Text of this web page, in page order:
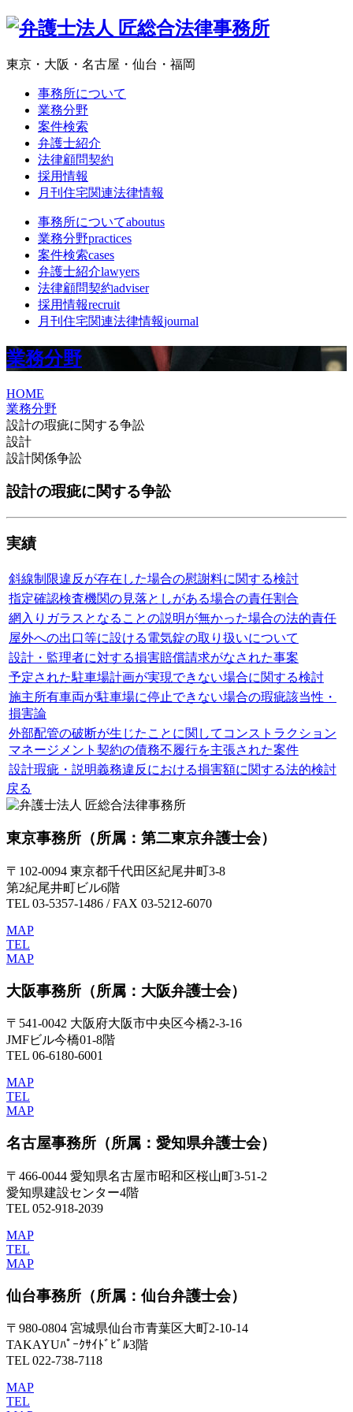
東京・大阪・名古屋・仙台・福岡
事務所について
業務分野
案件検索
弁護士紹介
法律顧問契約
採用情報
月刊住宅関連法律情報
事務所についてaboutus
業務分野practices
案件検索cases
弁護士紹介lawyers
法律顧問契約adviser
採用情報recruit
月刊住宅関連法律情報journal
業務分野
HOME
業務分野
設計の瑕疵に関する争訟
設計
設計関係争訟
設計の瑕疵に関する争訟
実績
斜線制限違反が存在した場合の慰謝料に関する検討
指定確認検査機関の見落としがある場合の責任割合
網入りガラスとなることの説明が無かった場合の法的責任
屋外への出口等に設ける電気錠の取り扱いについて
設計・監理者に対する損害賠償請求がなされた事案
予定された駐車場計画が実現できない場合に関する検討
施主所有車両が駐車場に停止できない場合の瑕疵該当性・
損害論
外部配管の破断が生じたことに関してコンストラクション
マネージメント契約の債務不履行を主張された案件
設計瑕疵・説明義務違反における損害額に関する法的検討
戻る
東京事務所 （所属：第二東京弁護士会）
〒102-0094 東京都千代田区紀尾井町3-8
第2紀尾井町ビル6階
TEL 03-5357-1486 / FAX 03-5212-6070
MAP
TEL
MAP
大阪事務所 （所属：大阪弁護士会）
〒541-0042 大阪府大阪市中央区今橋2-3-16
JMFビル今橋01-8階
TEL 06-6180-6001
MAP
TEL
MAP
名古屋事務所 （所属：愛知県弁護士会）
〒466-0044 愛知県名古屋市昭和区桜山町3-51-2
愛知県建設センター4階
TEL 052-918-2039
MAP
TEL
MAP
仙台事務所 （所属：仙台弁護士会）
〒980-0804 宮城県仙台市青葉区大町2-10-14
TAKAYUﾊﾟｰｸｻｲﾄﾞﾋﾞﾙ3階
TEL 022-738-7118
MAP
TEL